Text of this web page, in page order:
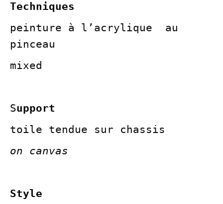
Techniques
peinture à l’acrylique au
pinceau
mixed
Support
toile tendue sur chassis
on canvas
Style